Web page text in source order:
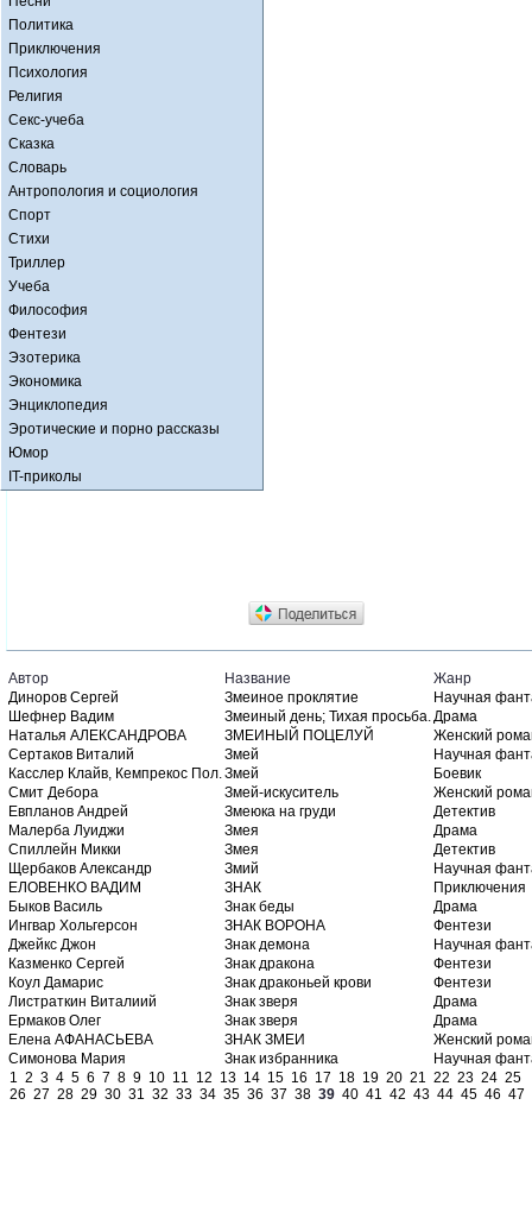
Политика
Приключения
Психология
Религия
Секс-учеба
Сказка
Словарь
Антропология и социология
Спорт
Стихи
Триллер
Учеба
Философия
Фентези
Эзотерика
Экономика
Энциклопедия
Эротические и порно рассказы
Юмор
IT-приколы
Автор Название
Жанр
Диноров Сергей
Змеиное проклятие
Научная
Шефнер Вадим
Змеиный день; Тихая просьба.Драма
Наталья АЛЕКСАНДРОВА
ЗМЕИНЫЙ ПОЦЕЛУЙ
Женский
Сертаков Виталий
Змей
Научная
Касслер Клайв, Кемпрекос Пол.Змей
Боевик
Смит Дебора
Змей-искуситель
Женский
Евпланов Андрей
Змеюка на груди
Детектив
Малерба Луиджи
Змея
Драма
Спиллейн Микки
Змея
Детектив
Щербаков Александр
Змий
Научная
ЕЛОВЕНКО ВАДИМ
ЗНАК
Приключения
Быков Василь
Знак беды
Драма
Ингвар Хольгерсон
ЗНАК ВОРОНА
Фентези
Джейкс Джон
Знак демона
Научная
Казменко Сергей
Знак дракона
Фентези
Коул Дамарис
Знак драконьей крови
Фентези
Листраткин Виталиий
Знак зверя
Драма
Ермаков Олег
Знак зверя
Драма
Елена АФАНАСЬЕВА
ЗНАК ЗМЕИ
Женский
Симонова Мария
Знак избранника
Научная
1 2 3 4 5 6 7 8 9 10 11 12 13 14 15 16 17 18 19 20 21 22 23 24 25
26 27 28 29 30 31 32 33 34 35 36 37 38 39 40 41 42 43 44 45 46 47